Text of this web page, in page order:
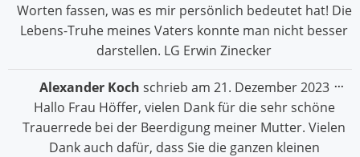
Worten fassen, was es mir persönlich bedeutet hat! Die
Lebens-Truhe meines Vaters konnte man nicht besser
darstellen. LG Erwin Zinecker
Alexander Koch schrieb am 21. Dezember 2023
Hallo Frau Höffer, vielen Dank für die sehr schöne
Trauerrede bei der Beerdigung meiner Mutter. Vielen
Dank auch dafür, dass Sie die ganzen kleinen
...